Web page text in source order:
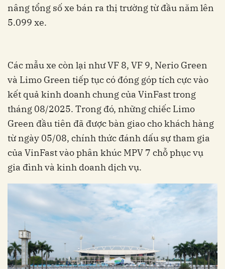
nâng tổng số xe bán ra thị trường từ đầu năm lên
5.099 xe.
Các mẫu xe còn lại như VF 8, VF 9, Nerio Green
và Limo Green tiếp tục có đóng góp tích cực vào
kết quả kinh doanh chung của VinFast trong
tháng 08/2025. Trong đó, những chiếc Limo
Green đầu tiên đã được bàn giao cho khách hàng
từ ngày 05/08, chính thức đánh dấu sự tham gia
của VinFast vào phân khúc MPV 7 chỗ phục vụ
gia đình và kinh doanh dịch vụ.